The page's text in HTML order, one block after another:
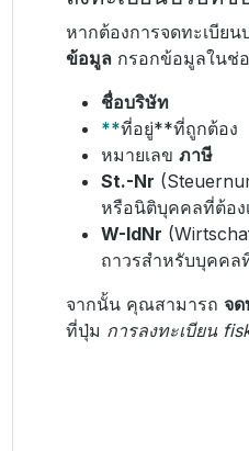
หากต้องการจดทะเบีย
ข้อมูล กรอกข้อมูลในช่
ชื่อบริษัท
**ที่อยู่**ที่ถูกต้อง
หมายเลข ภาษี
St.-Nr
หรือนิติบุคคลที่ต้อง
W-IdNr
ถาวรสำหรับบุคคล
จากนั้น คุณสามารถ จ
ที่ปุ่ม การลงทะเบียน